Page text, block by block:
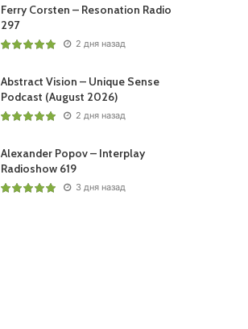
Ferry Corsten – Resonation Radio
297
2 дня назад
Abstract Vision – Unique Sense
Podcast (August 2026)
2 дня назад
Alexander Popov – Interplay
Radioshow 619
3 дня назад